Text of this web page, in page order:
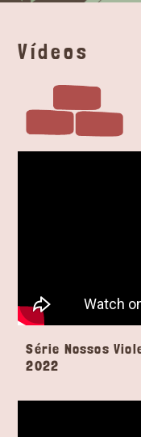
Vídeos
Série Nossos
2022